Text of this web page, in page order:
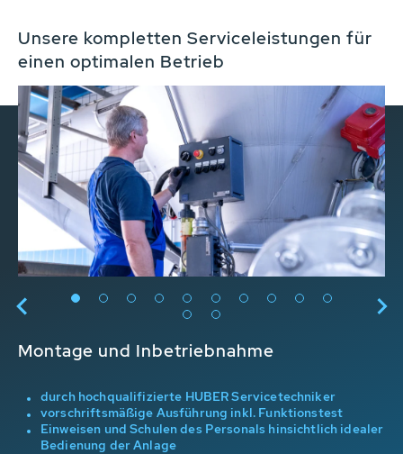
Unsere kompletten Serviceleistungen für
einen optimalen Betrieb
Montage und Inbetriebnahme
durch hochqualifizierte HUBER Servicetechniker
vorschriftsmäßige Ausführung inkl. Funktionstest
Einweisen und Schulen des Personals hinsichtlich idealer
Bedienung der Anlage